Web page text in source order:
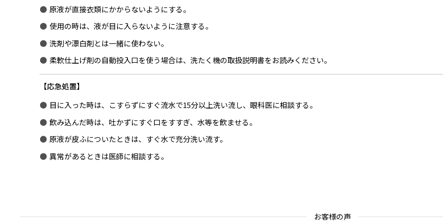
原液が直接衣類にかからないようにする。
使用の時は、液が目に入らないように注意する。
洗剤や漂白剤とは一緒に使わない。
柔軟仕上げ剤の自動投入口を使う場合は、洗たく機の取扱説明書をお読みください。
応急処置
目に入った時は、こすらずにすぐ流水で15分以上洗い流し、眼科医に相談する。
飲み込んだ時は、吐かずにすぐ口をすすぎ、水等を飲ませる。
原液が皮ふについたときは、すぐ水で充分洗い流す。
異常があるときは医師に相談する。
お客様の声